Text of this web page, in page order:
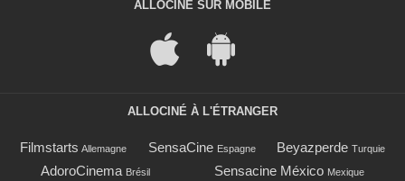
ALLOCINÉ SUR MOBILE
ALLOCINÉ À L'ÉTRANGER
Filmstarts Allemagne SensaCine Espagne Beyazperde Turquie
AdoroCinema Brésil Sensacine México Mexique